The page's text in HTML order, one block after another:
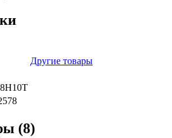
Другие товары
(8)